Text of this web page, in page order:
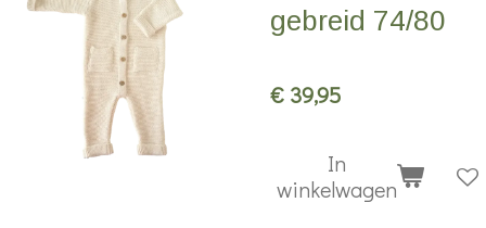
de
hoofdinhoud
gebreid 74/80
€ 39,95
In
winkelwagen